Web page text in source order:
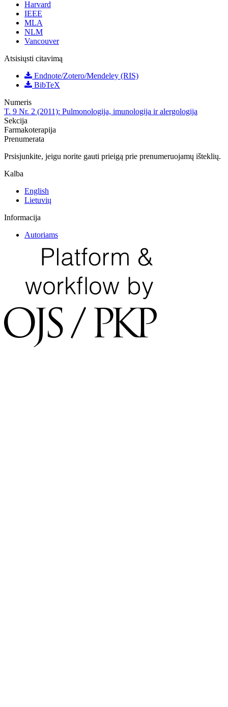
Harvard
IEEE
MLA
NLM
Vancouver
Atsisiųsti citavimą
Endnote/Zotero/Mendeley (RIS)
BibTeX
Numeris
T. 9 Nr. 2 (2011): Pulmonologija, imunologija ir alergologija
Sekcija
Farmakoterapija
Prenumerata
Prsisjunkite, jeigu norite gauti prieigą prie prenumeruojamų išteklių.
Kalba
English
Lietuvių
Informacija
Autoriams